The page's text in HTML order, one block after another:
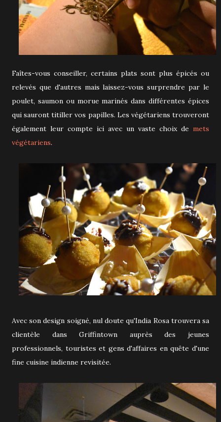
Faîtes-vous conseiller, certains plats sont plus épicés ou
relevés que d'autres mais laissez-vous surprendre par le
poulet, saumon ou morue marinés dans différentes épices
qui sauront titiller vos papilles. Les végétariens trouveront
également leur compte ici avec un vaste choix de mets
végétariens.
Avec son design soigné, nul doute qu'India Rosa trouvera sa
clientèle dans Griffintown auprès des jeunes
professionnels, touristes et gens d'affaires en quête d'une
fine cuisine indienne revisitée.